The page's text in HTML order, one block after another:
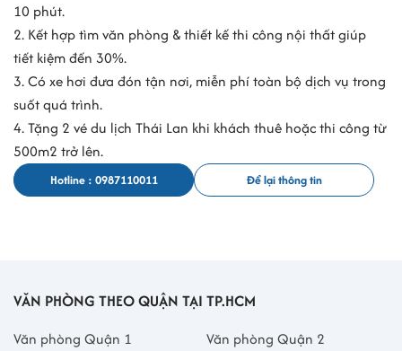
10 phút.
2. Kết hợp tìm văn phòng & thiết kế thi công nội thất giúp
tiết kiệm đến 30%.
3. Có xe hơi đưa đón tận nơi, miễn phí toàn bộ dịch vụ trong
suốt quá trình.
4. Tặng 2 vé du lịch Thái Lan khi khách thuê hoặc thi công từ
500m2 trở lên.
Hotline : 0987110011 Để lại thông tin
VĂN PHÒNG THEO QUẬN TẠI TP.HCM
Văn phòng Quận 1
Văn phòng Quận 2